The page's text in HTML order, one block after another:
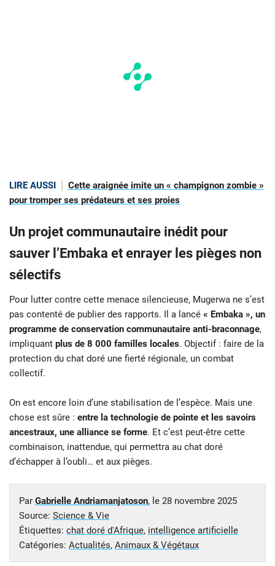
LIRE AUSSI
Cette araignée imite un « champignon zombie »
pour tromper ses prédateurs et ses proies
Un projet communautaire inédit pour
sauver l’Embaka et enrayer les pièges non
sélectifs
Pour lutter contre cette menace silencieuse, Mugerwa ne s’est
pas contenté de publier des rapports. Il a lancé « Embaka », un
programme de conservation communautaire anti-braconnage,
impliquant plus de 8 000 familles locales. Objectif : faire de la
protection du chat doré une fierté régionale, un combat
collectif.
On est encore loin d’une stabilisation de l’espèce. Mais une
chose est sûre : entre la technologie de pointe et les savoirs
ancestraux, une alliance se forme. Et c’est peut-être cette
combinaison, inattendue, qui permettra au chat doré
d’échapper à l’oubli… et aux pièges.
Par Gabrielle Andriamanjatoson, le 28 novembre 2025
Source: Science & Vie
Étiquettes: chat doré d'Afrique, intelligence artificielle
Catégories: Actualités, Animaux & Végétaux